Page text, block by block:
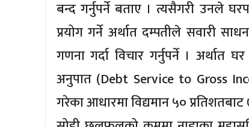
बन्द गर्नुपर्ने बताए । त्यसैगरी उनले
प्रयोग गर्ने अर्थात दम्पतीले सवारी
गणना गर्दा विचार गर्नुपर्ने । अर्थात
अनुपात (Debt Service to Gross
गरेका आधारमा विद्यमान ५०